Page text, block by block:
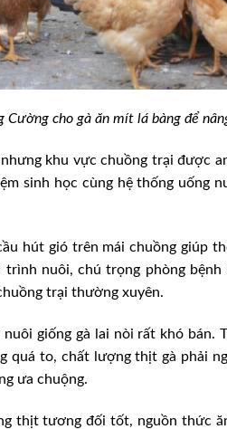
Cường cho gà ăn mít lá bàng để
khu vực chuồng trại được
sinh học cùng hệ thống uống
hút gió trên mái chuồng giúp
trình nuôi, chú trọng phòng
trại thường xuyên.
giống gà lai nòi rất khó bán.
quá to, chất lượng thịt gà phải
ưa chuộng.
thịt tương đối tốt, nguồn thức